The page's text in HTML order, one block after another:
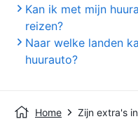
Kan ik met mijn
reizen?
Naar welke landen
huurauto?
Home Zijn extra's